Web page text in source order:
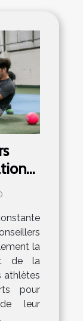
la
de la
athlètes
pour
leur